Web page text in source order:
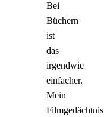
Bei
Büchern
ist
das
irgendwie
einfacher.
Mein
Filmgedächtnis